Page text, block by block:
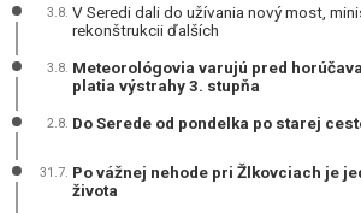
3.8. V Seredi dali do užívania nový most,
rekonštrukcii ďalších
3.8. Meteorológovia varujú pred
platia výstrahy 3. stupňa
2.8. Do Serede od pondelka po starej
31.7. Po vážnej nehode pri Žlkovciach je
života